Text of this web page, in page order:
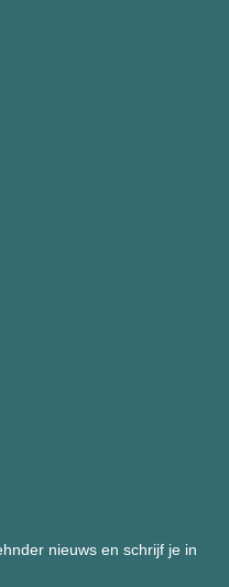
nieuws en schrijf je in